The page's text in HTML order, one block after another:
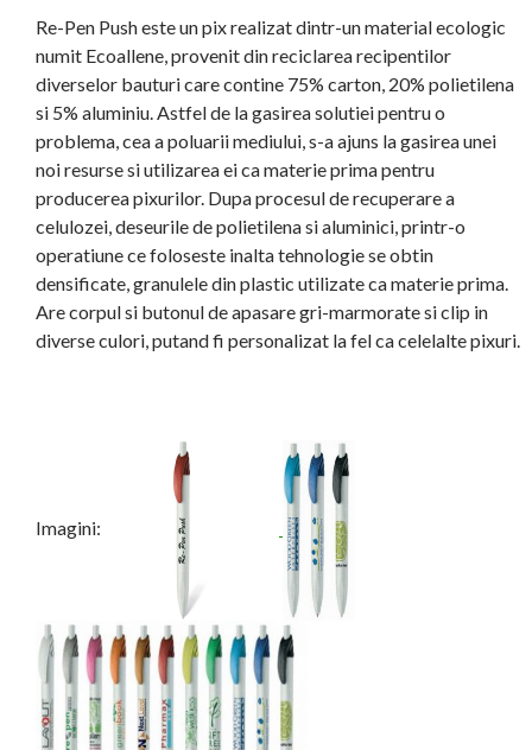
Re-Pen Push este un pix realizat dintr-un material ecologic
numit Ecoallene, provenit din reciclarea recipentilor
diverselor bauturi care contine 75% carton, 20% polietilena
si 5% aluminiu. Astfel de la gasirea solutiei pentru o
problema, cea a poluarii mediului, s-a ajuns la gasirea unei
noi resurse si utilizarea ei ca materie prima pentru
producerea pixurilor. Dupa procesul de recuperare a
celulozei, deseurile de polietilena si aluminici, printr-o
operatiune ce foloseste inalta tehnologie se obtin
densificate, granulele din plastic utilizate ca materie prima.
Are corpul si butonul de apasare gri-marmorate si clip in
diverse culori, putand fi personalizat la fel ca celelalte pixuri.
Imagini: